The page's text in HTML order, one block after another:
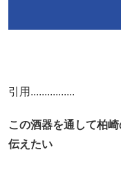
引用................
この酒器を通して柏
伝えたい